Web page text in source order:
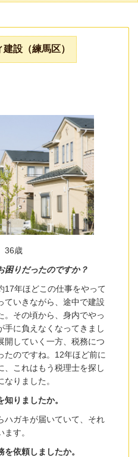
設（練馬区）
36歳
困りだったのですか？
17年ほどこの仕事をやって
ていきながら、途中で建設
。その頃から、身内でやっ
手に負えなくなってきまし
開していく一方、税務につ
たのですね。12年ほど前に
、これはもう税理士を探し
りました。
りましたか。
ハガキが届いていて、それ
す。
依頼しましたか。